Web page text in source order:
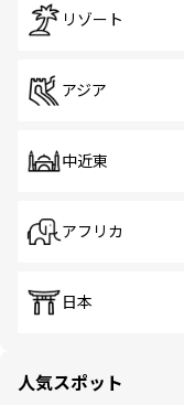
リゾート
アジア
中近東
アフリカ
日本
人気スポット